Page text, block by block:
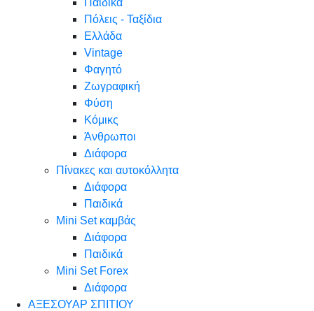
Παιδικά
Πόλεις - Ταξίδια
Ελλάδα
Vintage
Φαγητό
Ζωγραφική
Φύση
Κόμικς
Άνθρωποι
Διάφορα
Πίνακες και αυτοκόλλητα
Διάφορα
Παιδικά
Mini Set καμβάς
Διάφορα
Παιδικά
Mini Set Forex
Διάφορα
ΑΞΕΣΟΥΑΡ ΣΠΙΤΙΟΥ